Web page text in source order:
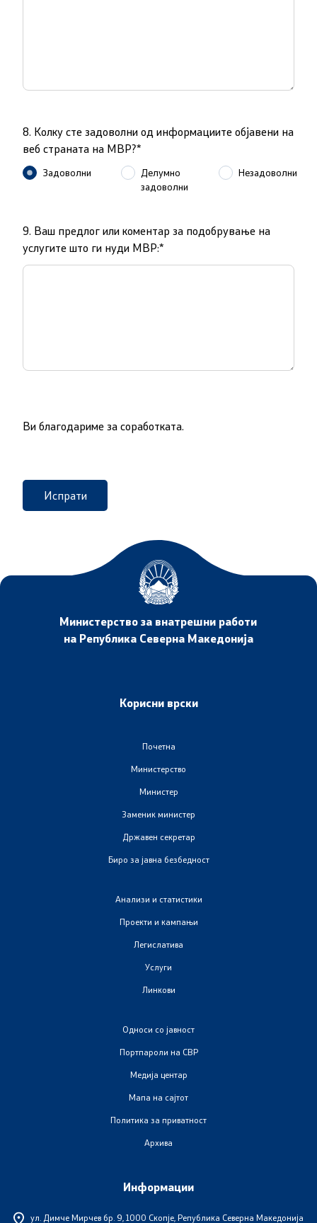
Упатство и постапка за одделни права (барања) на
странците
Полагање возачки испит
Полагање на стручен испит
Односи со јавност
Помошник на министерот на оддел за односи со
Портпароли на СВР
Медија центар
Офицер за заштита на лични податоци
Со еден клик до сите услуги
8. Колку сте задоволни од информациите објавени на
веб страната на МВР?*
Задоволни
Делумно
задоволни
Незадоволни
9. Ваш предлог или коментар за подобрување на
услугите што ги нуди МВР:*
Ви благодариме за соработката.
Испрати
Министерство за внатрешни работи
на Република Северна Македонија
Корисни врски
Почетна
Министерство
Министер
Заменик министер
Државен секретар
Биро за јавна безбедност
Анализи и статистики
Проекти и кампањи
Легислатива
Услуги
Линкови
Односи со јавност
Портпароли на СВР
Медија центар
Мапа на сајтот
Политика за приватност
Архива
Информации
ул. Димче Мирчев бр. 9, 1000 Скопје, Република Северна Македонија